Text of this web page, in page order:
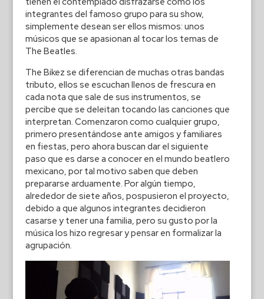
integrantes del famoso grupo para su show,
simplemente desean ser ellos mismos: unos
músicos que se apasionan al tocar los temas de
The Beatles.
The Bikez se diferencian de muchas otras bandas
tributo, ellos se escuchan llenos de frescura en
cada nota que sale de sus instrumentos, se
percibe que se deleitan tocando las canciones que
interpretan. Comenzaron como cualquier grupo,
primero presentándose ante amigos y familiares
en fiestas, pero ahora buscan dar el siguiente
paso que es darse a conocer en el mundo beatlero
mexicano, por tal motivo saben que deben
prepararse arduamente. Por algún tiempo,
alrededor de siete años, pospusieron el proyecto,
debido a que algunos integrantes decidieron
casarse y tener una familia, pero su gusto por la
música los hizo regresar y pensar en formalizar la
agrupación.